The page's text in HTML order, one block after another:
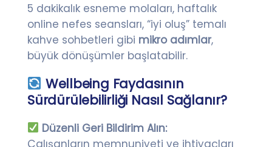
5 dakikalık esneme molaları, haftalık
online nefes seansları, “iyi oluş” temalı
kahve sohbetleri gibi mikro adımlar,
büyük dönüşümler başlatabilir.
Wellbeing Faydasının
Sürdürülebilirliği Nasıl Sağlanır?
Düzenli Geri Bildirim Alın:
Çalışanların memnuniyeti ve ihtiyaçları